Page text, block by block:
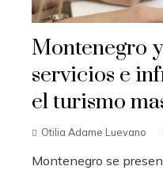
Montenegro
servicios e
el turismo
Otilia Adame Luevano
Montenegro se